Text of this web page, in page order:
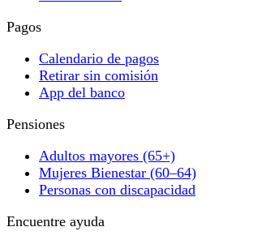
Pagos
Calendario de pagos
Retirar sin comisión
App del banco
Pensiones
Adultos mayores (65+)
Mujeres Bienestar (60–64)
Personas con discapacidad
Encuentre ayuda